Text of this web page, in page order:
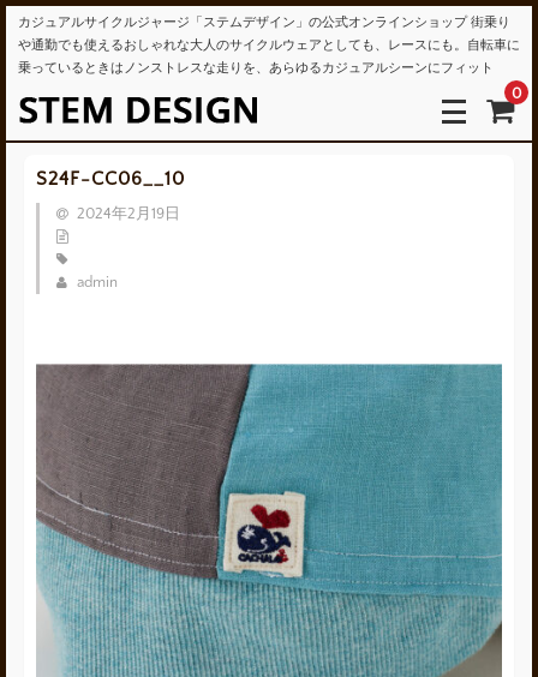
カジュアルサイクルジャージ「ステムデザイン」の公式オンラインショップ 街乗り
や通勤でも使えるおしゃれな大人のサイクルウェアとしても、レースにも。自転車に
乗っているときはノンストレスな走りを、あらゆるカジュアルシーンにフィット
0
S24F-CC06__10
2024年2月19日
admin